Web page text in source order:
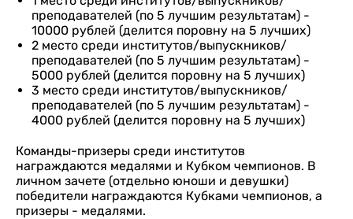
преподавателей (по 5 лучшим результатам) -
10000 рублей (делится поровну на 5 лучших)
2 место среди институтов/выпускников/
преподавателей (по 5 лучшим результатам) -
5000 рублей (делится поровну на 5 лучших)
3 место среди институтов/выпускников/
преподавателей (по 5 лучшим результатам) -
4000 рублей (делится поровну на 5 лучших)
Команды-призеры среди институтов
награждаются медалями и Кубком чемпионов. В
личном зачете (отдельно юноши и девушки)
победители награждаются Кубками чемпионов, а
призеры - медалями.